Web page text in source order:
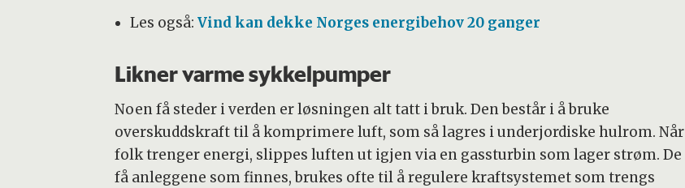
Les også: Vind kan dekke Norges energibehov 20 ganger
Likner varme sykkelpumper
Noen få steder i verden er løsningen alt tatt i bruk. Den består i å bruke
overskuddskraft til å komprimere luft, som så lagres i underjordiske hulrom. Når
folk trenger energi, slippes luften ut igjen via en gassturbin som lager strøm. De
få anleggene som finnes, brukes ofte til å regulere kraftsystemet som trengs